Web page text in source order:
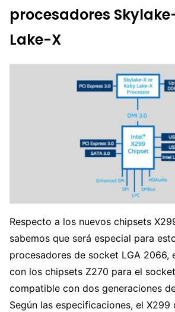
procesadores
Lake-X
Respecto a los nuevos chipsets
sabemos que será especial para
procesadores de socket LGA 2066,
con los chipsets Z270 para el socket
compatible con dos generaciones
Según las especificaciones, el